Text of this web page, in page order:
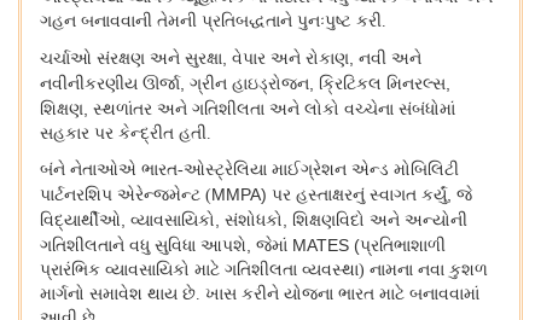
ગહન બનાવવાની તેમની પ્રતિબદ્ધતાને પુનઃપુષ્ટ કરી.
ચર્ચાઓ સંરક્ષણ અને સુરક્ષા, વેપાર અને રોકાણ, નવી અને
નવીનીકરણીય ઊર્જા, ગ્રીન હાઇડ્રોજન, ક્રિટિકલ મિનરલ્સ,
શિક્ષણ, સ્થળાંતર અને ગતિશીલતા અને લોકો વચ્ચેના સંબંધોમાં
સહકાર પર કેન્દ્રીત હતી.
બંને નેતાઓએ ભારત-ઓસ્ટ્રેલિયા માઈગ્રેશન એન્ડ મોબિલિટી
પાર્ટનરશિપ એરેન્જમેન્ટ (MMPA) પર હસ્તાક્ષરનું સ્વાગત કર્યું, જે
વિદ્યાર્થીઓ, વ્યાવસાયિકો, સંશોધકો, શિક્ષણવિદો અને અન્યોની
ગતિશીલતાને વધુ સુવિધા આપશે, જેમાં MATES (પ્રતિભાશાળી
પ્રારંભિક વ્યાવસાયિકો માટે ગતિશીલતા વ્યવસ્થા) નામના નવા કુશળ
માર્ગનો સમાવેશ થાય છે. ખાસ કરીને યોજના ભારત માટે બનાવવામાં